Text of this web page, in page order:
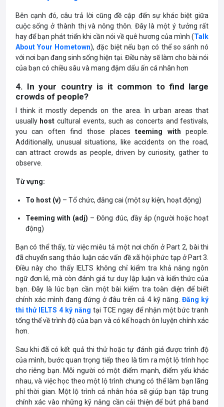
Bên cạnh đó, câu trả lời cũng đề cập đến sự khác biệt giữa
cuộc sống ở thành thị và nông thôn. Đây là một ý tưởng rất
hay để bạn phát triển khi cần nói về quê hương của mình (Talk
About Your Hometown), đặc biệt nếu bạn có thể so sánh nó
với nơi bạn đang sinh sống hiện tại. Điều này sẽ làm cho bài nói
của bạn có chiều sâu và mang đậm dấu ấn cá nhân hơn
4. In your country is it common to find large
crowds of people?
I think it mostly depends on the area. In urban areas that
usually hostcultural events, such as concerts and festivals,
you can often find those placesteeming withpeople.
Additionally, unusual situations, like accidents on the road,
can attract crowds as people, driven by curiosity, gather to
observe.
Từ vựng:
To host (v) – Tổ chức, đăng cai (một sự kiện, hoạt động)
Teeming with (adj) – Đông đúc, đầy ắp (người hoặc hoạt
động)
Bạn có thể thấy, từ việc miêu tả một nơi chốn ở Part 2, bài thi
đã chuyển sang thảo luận các vấn đề xã hội phức tạp ở Part 3.
Điều này cho thấy IELTS không chỉ kiểm tra khả năng ngôn
ngữ đơn lẻ, mà còn đánh giá tư duy lập luận và kiến thức của
bạn. Đây là lúc bạn cần một bài kiểm tra toàn diện để biết
chính xác mình đang đứng ở đâu trên cả 4 kỹ năng.Đăng ký
thi thử IELTS 4 kỹ năng tại TCE ngay để nhận một bức tranh
tổng thể về trình độ của bạn và có kế hoạch ôn luyện chính xác
hơn.
Sau khi đã có kết quả thi thử hoặc tự đánh giá được trình độ
của mình, bước quan trọng tiếp theo là tìm ra một lộ trình học
cho riêng bạn. Mỗi người có một điểm mạnh, điểm yếu khác
nhau, và việc học theo một lộ trình chung có thể làm bạn lãng
phí thời gian. Một lộ trình cá nhân hóa sẽ giúp bạn tập trung
chính xác vào những kỹ năng cần cải thiện để bứt phá band